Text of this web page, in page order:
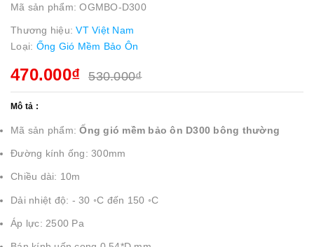
Mã sản phẩm:OGMBO-D300
Thương hiệu:VT Việt Nam
Loại: Ống Gió Mềm Bảo Ôn
470.000₫ 530.000₫
Mô tả :
Mã sản phẩm: Ống gió mềm bảo ôn D300 bông thường
Đường kính ống: 300mm
Chiều dài: 10m
Dải nhiệt độ: - 30 ◦C đến 150 ◦C
Áp lực: 2500 Pa